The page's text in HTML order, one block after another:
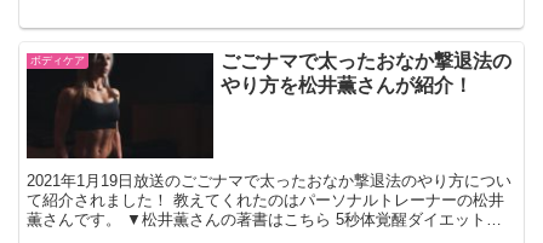
ボディケア
ごごナマで太ったおなか撃退法の
やり方を松井薫さんが紹介！
2021年1月19日放送のごごナマで太ったおなか撃退法のやり方につい
て紹介されました！ 教えてくれたのはパーソナルトレーナーの松井
薫さんです。 ▼松井薫さんの著書はこちら 5秒体覚醒ダイエット